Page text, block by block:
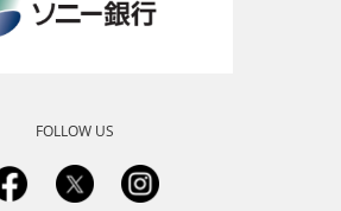
FOLLOW US